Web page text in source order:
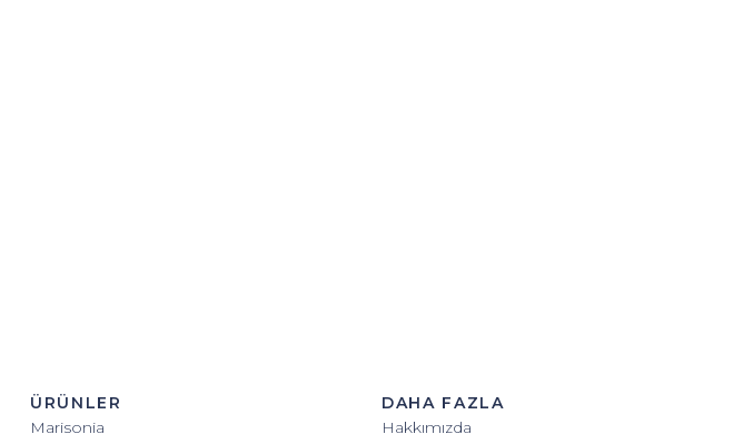
ÜRÜNLER
Marisonia
DAHA FAZLA
Hakkımızda